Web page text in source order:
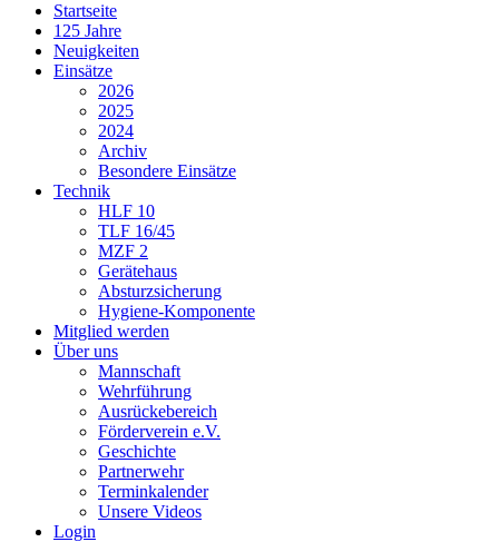
Startseite
125 Jahre
Neuigkeiten
Einsätze
2026
2025
2024
Archiv
Besondere Einsätze
Technik
HLF 10
TLF 16/45
MZF 2
Gerätehaus
Absturzsicherung
Hygiene-Komponente
Mitglied werden
Über uns
Mannschaft
Wehrführung
Ausrückebereich
Förderverein e.V.
Geschichte
Partnerwehr
Terminkalender
Unsere Videos
Login